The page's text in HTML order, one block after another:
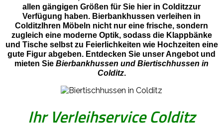
allen gängigen Größen für Sie hier in Colditzzur
Verfügung haben. Bierbankhussen verleihen in
ColditzIhren Möbeln nicht nur eine frische, sondern
zugleich eine moderne Optik, sodass die Klappbänke
und Tische selbst zu Feierlichkeiten wie Hochzeiten eine
gute Figur abgeben. Entdecken Sie unser Angebot und
mieten Sie Bierbankhussen und Biertischhussen in
Colditz.
Ihr Verleihservice Colditz